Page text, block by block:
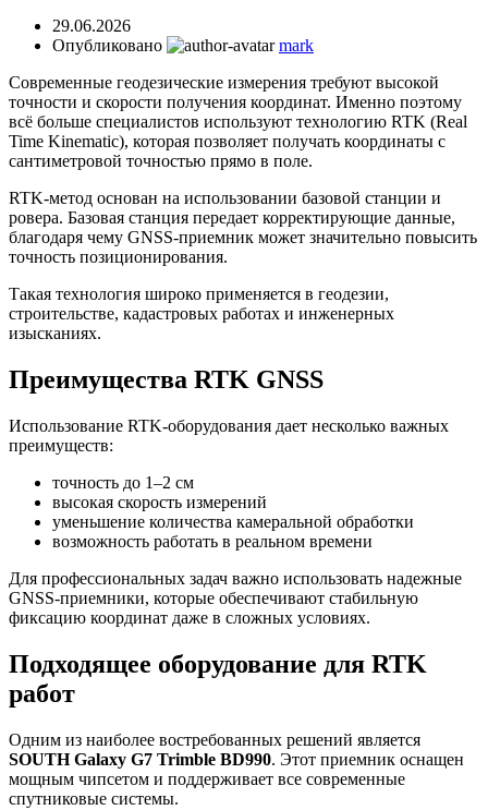
29.06.2026
Опубликовано
mark
Современные геодезические измерения требуют высокой
точности и скорости получения координат. Именно поэтому
всё больше специалистов используют технологию RTK (Real
Time Kinematic), которая позволяет получать координаты с
сантиметровой точностью прямо в поле.
RTK-метод основан на использовании базовой станции и
ровера. Базовая станция передает корректирующие данные,
благодаря чему GNSS-приемник может значительно повысить
точность позиционирования.
Такая технология широко применяется в геодезии,
строительстве, кадастровых работах и инженерных
изысканиях.
Преимущества RTK GNSS
Использование RTK-оборудования дает несколько важных
преимуществ:
точность до 1–2 см
высокая скорость измерений
уменьшение количества камеральной обработки
возможность работать в реальном времени
Для профессиональных задач важно использовать надежные
GNSS-приемники, которые обеспечивают стабильную
фиксацию координат даже в сложных условиях.
Подходящее оборудование для RTK
работ
Одним из наиболее востребованных решений является
SOUTH Galaxy G7 Trimble BD990. Этот приемник оснащен
мощным чипсетом и поддерживает все современные
спутниковые системы.